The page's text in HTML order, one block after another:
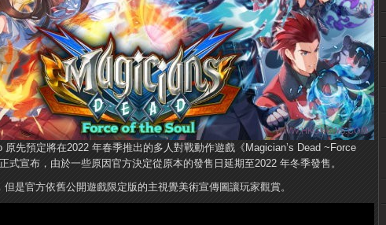
原先預定將在2022 年春季推出的多人對戰動作遊戲《Magician’s Dead ~Force
式宣布，由於一些原因官方決定從原本的發售日延期至2022 年冬季發售。
是官方依舊公開遊戲限定版的主視覺美術宣傳圖讓玩家觀賞。